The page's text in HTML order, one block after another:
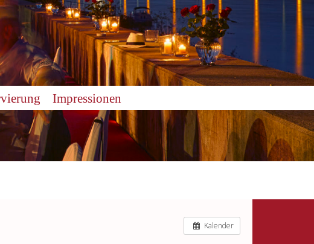
Impressionen
Kalender